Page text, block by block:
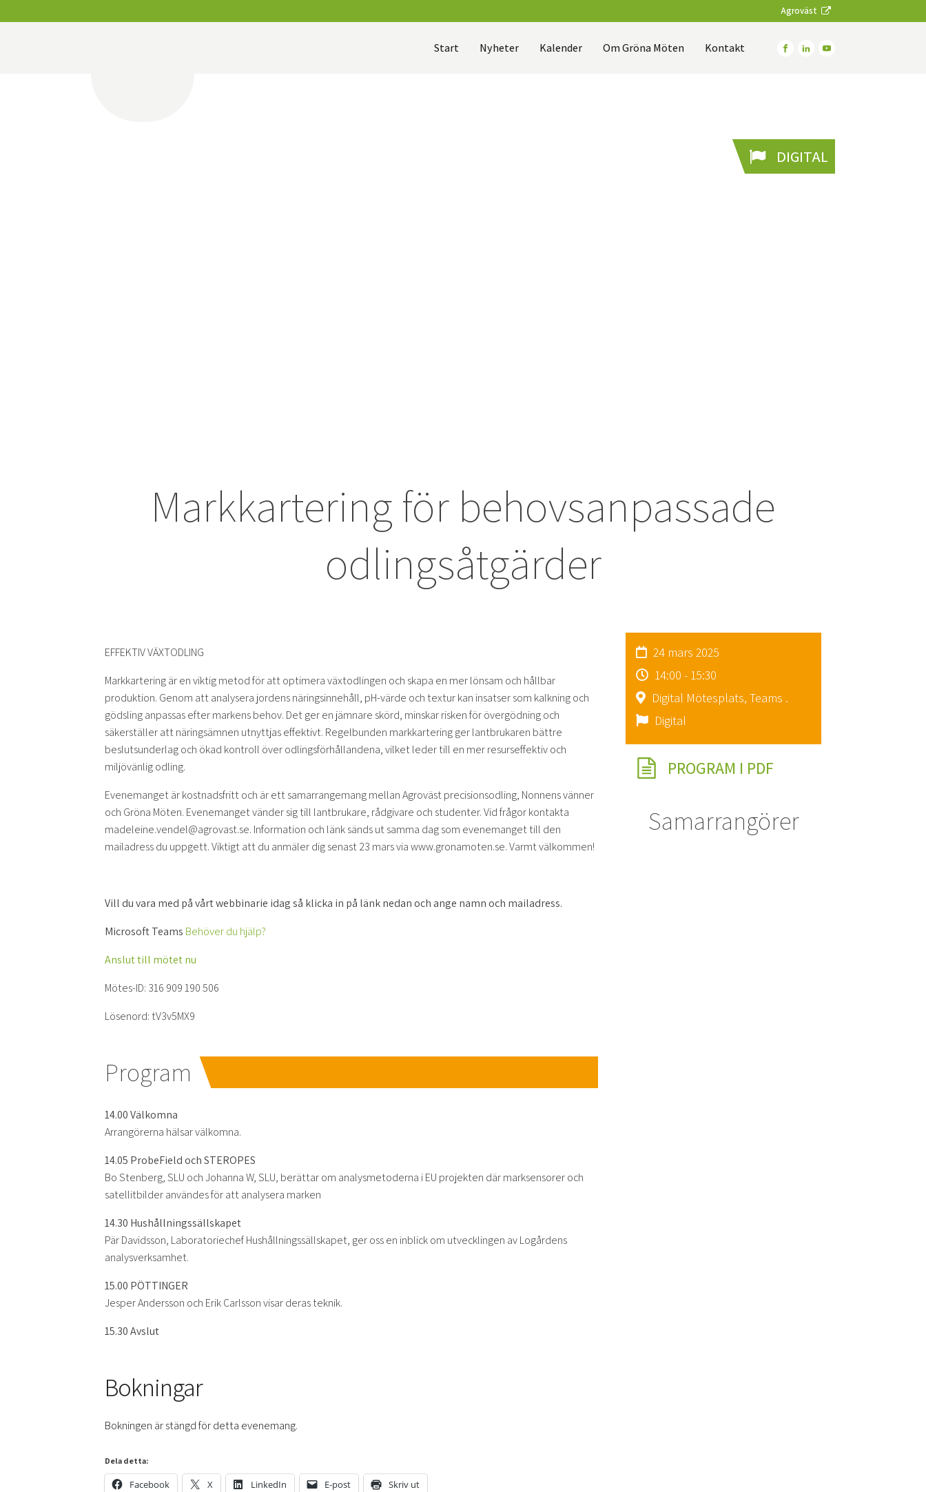
Agroväst
Start Nyheter Kalender Om Gröna Möten Kontakt
DIGITAL
Markkartering för behovsanpassade
odlingsåtgärder
EFFEKTIV VÄXTODLING
Markkartering är en viktig metod för att optimera växtodlingen och skapa en mer lönsam och hållbar
produktion. Genom att analysera jordens näringsinnehåll, pH-värde och textur kan insatser som kalkning och
gödsling anpassas efter markens behov. Det ger en jämnare skörd, minskar risken för övergödning och
säkerställer att näringsämnen utnyttjas effektivt. Regelbunden markkartering ger lantbrukaren bättre
beslutsunderlag och ökad kontroll över odlingsförhållandena, vilket leder till en mer resurseffektiv och
miljövänlig odling.
Evenemanget är kostnadsfritt och är ett samarrangemang mellan Agroväst precisionsodling, Nonnens vänner
och Gröna Möten. Evenemanget vänder sig till lantbrukare, rådgivare och studenter. Vid frågor kontakta
madeleine.vendel@agrovast.se. Information och länk sänds ut samma dag som evenemanget till den
mailadress du uppgett. Viktigt att du anmäler dig senast 23 mars via www.gronamoten.se. Varmt välkommen!
Vill du vara med på vårt webbinarie idag så klicka in på länk nedan och ange namn och mailadress.
Microsoft Teams Behöver du hjälp?
Anslut till mötet nu
Mötes-ID: 316 909 190 506
Lösenord: tV3v5MX9
Program
14.00 Välkomna
Arrangörerna hälsar välkomna.
14.05 ProbeField och STEROPES
Bo Stenberg, SLU och Johanna W, SLU, berättar om analysmetoderna i EU projekten där marksensorer och
satellitbilder användes för att analysera marken
14.30 Hushållningssällskapet
Pär Davidsson, Laboratoriechef Hushållningssällskapet, ger oss en inblick om utvecklingen av Logårdens
analysverksamhet.
15.00 PÖTTINGER
Jesper Andersson och Erik Carlsson visar deras teknik.
15.30 Avslut
Bokningar
Bokningen är stängd för detta evenemang.
Dela detta:
Facebook X LinkedIn E-post Skriv ut
24 mars 2025
14:00 - 15:30
Digital Mötesplats, Teams .
Digital
PROGRAM I PDF
Samarrangörer